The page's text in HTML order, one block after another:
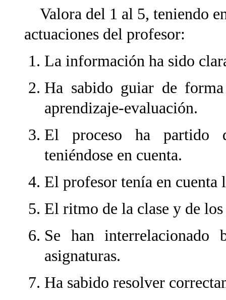
Valora del 1 al 5, teniendo
actuaciones del profesor:
La información ha sido
Ha sabido guiar de forma
aprendizaje-evaluación.
El proceso ha partido
teniéndose en cuenta.
El profesor tenía en cuenta
El ritmo de la clase y de
Se han interrelacionado
asignaturas.
Ha sabido resolver